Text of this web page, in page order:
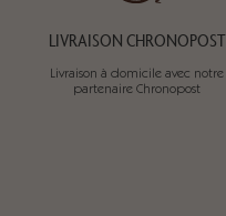
LIVRAISON CHRONOPOST
Livraison à domicile avec notre
partenaire Chronopost